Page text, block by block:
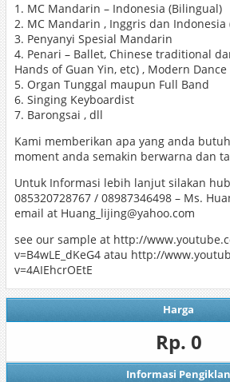
1. MC Mandarin – Indonesia (Bilingual)
2. MC Mandarin , Inggris dan Indonesia
3. Penyanyi Spesial Mandarin
4. Penari – Ballet, Chinese traditional
Hands of Guan Yin, etc) , Modern Dance
5. Organ Tunggal maupun Full Band
6. Singing Keyboardist
7. Barongsai , dll
Kami memberikan apa yang anda
moment anda semakin berwarna dan
Untuk Informasi lebih lanjut silakan
085320728767 / 08987346498 – Ms.
email at Huang_lijing@yahoo.com
see our sample at http://
v=B4wLE_dKeG4 atau http://
v=4AIEhcrOEtE
Harga
Rp. 0
Informasi Pengiklan